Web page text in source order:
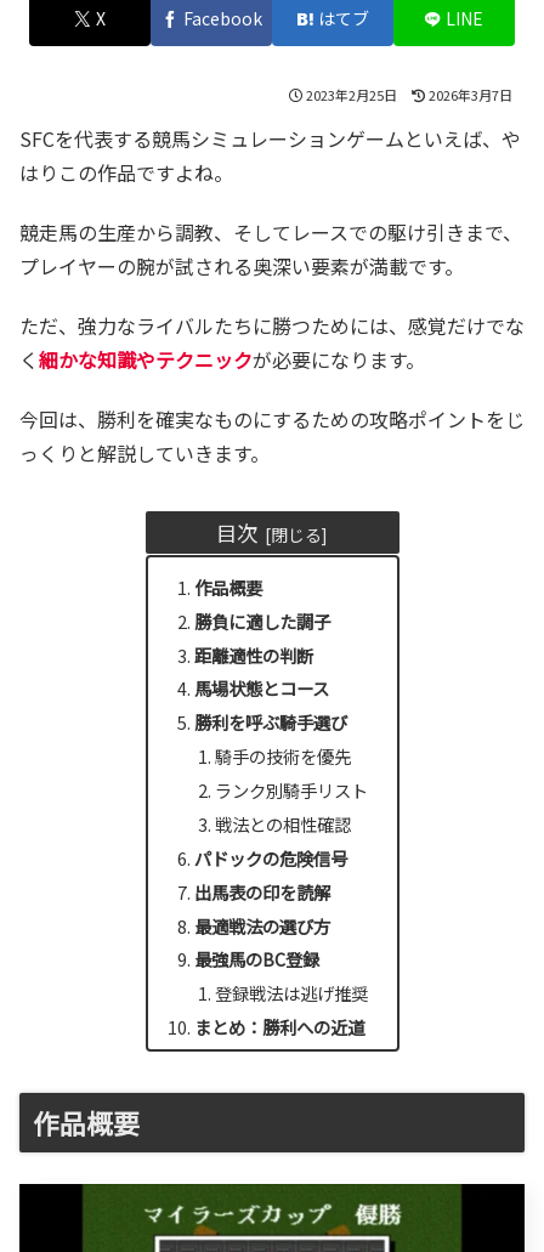
X Facebook はてブ LINE
2023年2月25日 2026年3月7日
SFCを代表する競馬シミュレーションゲームといえば、や
はりこの作品ですよね。
競走馬の生産から調教、そしてレースでの駆け引きまで、
プレイヤーの腕が試される奥深い要素が満載です。
ただ、強力なライバルたちに勝つためには、感覚だけでな
く 細かな知識やテクニックが必要になります。
今回は、勝利を確実なものにするための攻略ポイントをじ
っくりと解説していきます。
目次
作品概要
勝負に適した調子
距離適性の判断
馬場状態とコース
勝利を呼ぶ騎手選び
騎手の技術を優先
ランク別騎手リスト
戦法との相性確認
パドックの危険信号
出馬表の印を読解
最適戦法の選び方
最強馬のBC登録
登録戦法は逃げ推奨
まとめ：勝利への近道
作品概要